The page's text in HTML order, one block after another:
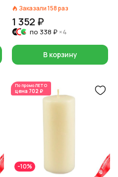
Заказали158раз
1 352 ₽
по 338 ₽ ×4
В корзину
По промоЛЕТО
цена 702 ₽
-10%